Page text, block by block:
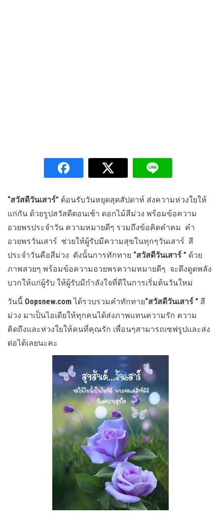
“สวัสดีวันเสาร์” ต้อนรับวันหยุดสุดสัปดาห์ ส่งความห่วงใยให้
แก่กัน ด้วยรูปสวัสดีตอนเช้า ดอกไม้สีม่วง พร้อมข้อความ
อวยพรประจำวัน ความหมายดีๆ รวมถึงข้อคิดคำคม คำ
อวยพรวันเสาร์ ช่วยให้ผู้รับมีความสุขในทุกๆวันเสาร์ สี
ประจำวันคือสีม่วง ดังนั้นการทักทาย “สวัสดีวันเสาร์ ” ด้วย
ภาพสวยๆ พร้อมข้อความอวยพรความหมายดีๆ จะดึงดูดพลัง
บวกให้แก่ผู้รับ ให้ผู้รับมีกำลังใจที่ดีในการเริ่มต้นวันใหม่
วันนี้ Oopsnew.comได้รวบรวมคำทักทาย“สวัสดีวันเสาร์ ” สี
ม่วง มาเป็นไอเดียให้ทุกคนได้ส่งภาพแทนความรัก ความ
คิดถึงและห่วงใยให้คนที่คุณรัก เพื่อนๆสามารถเซฟรูปและส่ง
ต่อได้เลยนะคะ